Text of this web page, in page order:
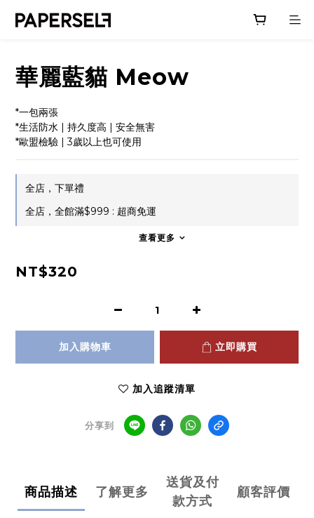
華麗藍貓 Meow
*一包兩張
*生活防水 | 持久度高 | 安全無害
*歐盟檢驗 | 3歲以上也可使用
全店，下單禮
全店，全館滿$999 : 超商免運
查看更多
NT$320
加入購物車 立即購買
加入追蹤清單
分享到
商品描述 了解更多
送貨及付
款方式
顧客評價